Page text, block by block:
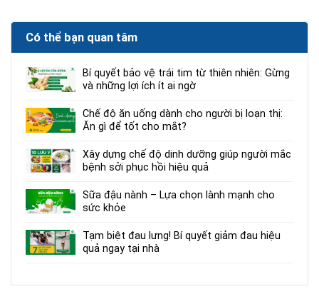
Có thể bạn quan tâm
Bí quyết bảo vệ trái tim từ thiên nhiên: Gừng
và những lợi ích ít ai ngờ
Chế độ ăn uống dành cho người bị loạn thị:
Ăn gì để tốt cho mắt?
Xây dựng chế độ dinh dưỡng giúp người mắc
bệnh sởi phục hồi hiệu quả
Sữa đậu nành – Lựa chọn lành mạnh cho
sức khỏe
Tạm biệt đau lưng! Bí quyết giảm đau hiệu
quả ngay tại nhà